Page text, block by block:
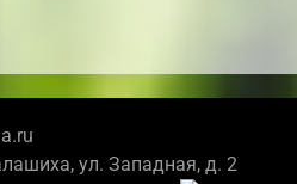
ул. Западная, д. 2